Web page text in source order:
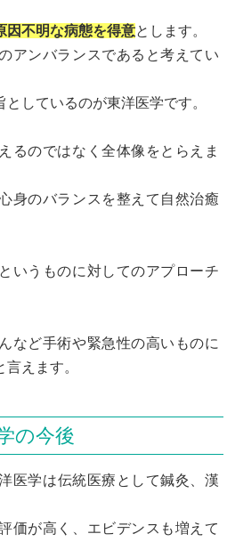
因不明な病態を得意とします。
アンバランスであると考えてい
しているのが東洋医学です。
るのではなく全体像をとらえま
身のバランスを整えて自然治癒
いうものに対してのアプローチ
など手術や緊急性の高いものに
えます。
の今後
医学は伝統医療として鍼灸、漢
価が高く、エビデンスも増えて